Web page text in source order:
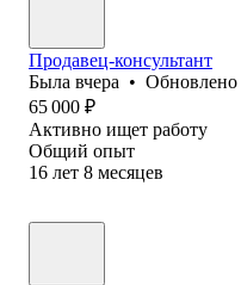
Продавец-консультант
Была вчера • Обновлено
65 000 ₽
Активно ищет работу
Общий опыт
16 лет 8 месяцев